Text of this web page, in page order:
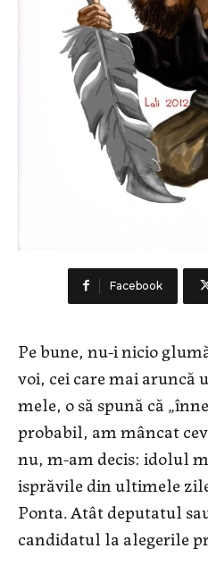
Facebook
Pe bune, nu-i nicio
voi, cei care mai aruncă
mele, o să spună că
probabil, am mâncat
nu, m-am decis: idolul
isprăvile din ultimele
Ponta. Atât deputatul
candidatul la alegerile